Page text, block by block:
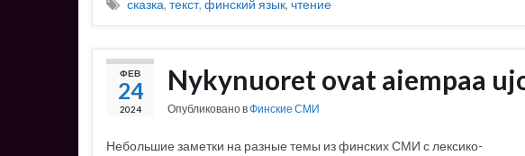
сказка, текст, финский язык, чтение
ФЕВ
24
2024
Nykynuoret ovat aiempaa
Опубликовано вФинские СМИ
Небольшие заметки на разные темы из финских СМИ с лексико-